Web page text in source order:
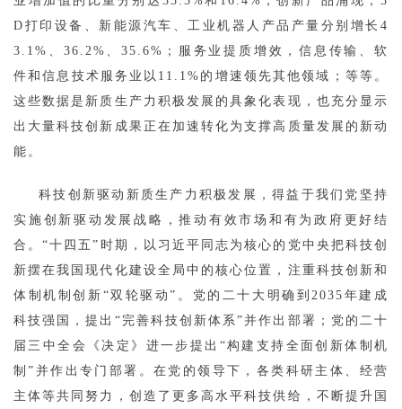
D打印设备、新能源汽车、工业机器人产品产量分别增长4
3.1%、36.2%、35.6%；服务业提质增效，信息传输、软
件和信息技术服务业以11.1%的增速领先其他领域；等等。
这些数据是新质生产力积极发展的具象化表现，也充分显示
出大量科技创新成果正在加速转化为支撑高质量发展的新动
能。
科技创新驱动新质生产力积极发展，得益于我们党坚持
实施创新驱动发展战略，推动有效市场和有为政府更好结
合。“十四五”时期，以习近平同志为核心的党中央把科技创
新摆在我国现代化建设全局中的核心位置，注重科技创新和
体制机制创新“双轮驱动”。党的二十大明确到2035年建成
科技强国，提出“完善科技创新体系”并作出部署；党的二十
届三中全会《决定》进一步提出“构建支持全面创新体制机
制”并作出专门部署。在党的领导下，各类科研主体、经营
主体等共同努力，创造了更多高水平科技供给，不断提升国